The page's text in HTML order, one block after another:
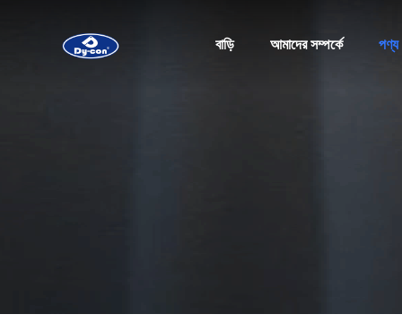
বাড়ি আমাদের সম্পর্কে পণ্য